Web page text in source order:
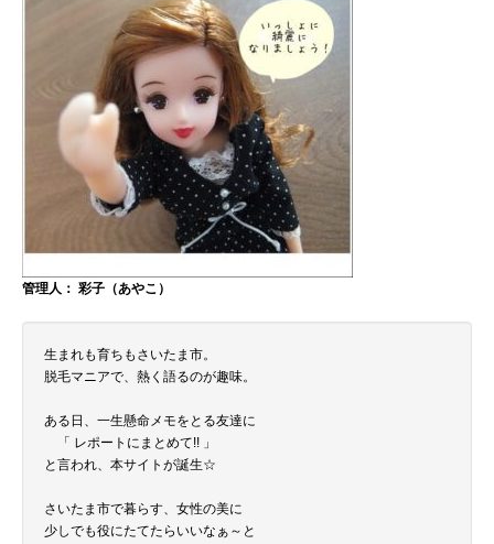
管理人： 彩子（あやこ）
生まれも育ちもさいたま市。
脱毛マニアで、熱く語るのが趣味。
ある日、一生懸命メモをとる友達に
「 レポートにまとめて!! 」
と言われ、本サイトが誕生☆
さいたま市で暮らす、女性の美に
少しでも役にたてたらいいなぁ～と